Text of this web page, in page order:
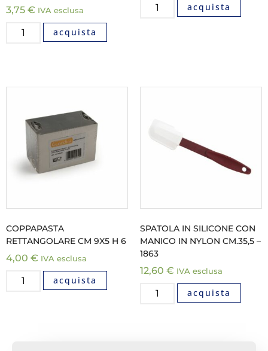
3,75 € IVA esclusa
acquista
acquista
COPPAPASTA
RETTANGOLARE CM 9X5 H 6
4,00 € IVA esclusa
acquista
SPATOLA IN SILICONE CON
MANICO IN NYLON CM.35,5 –
1863
12,60 € IVA esclusa
acquista